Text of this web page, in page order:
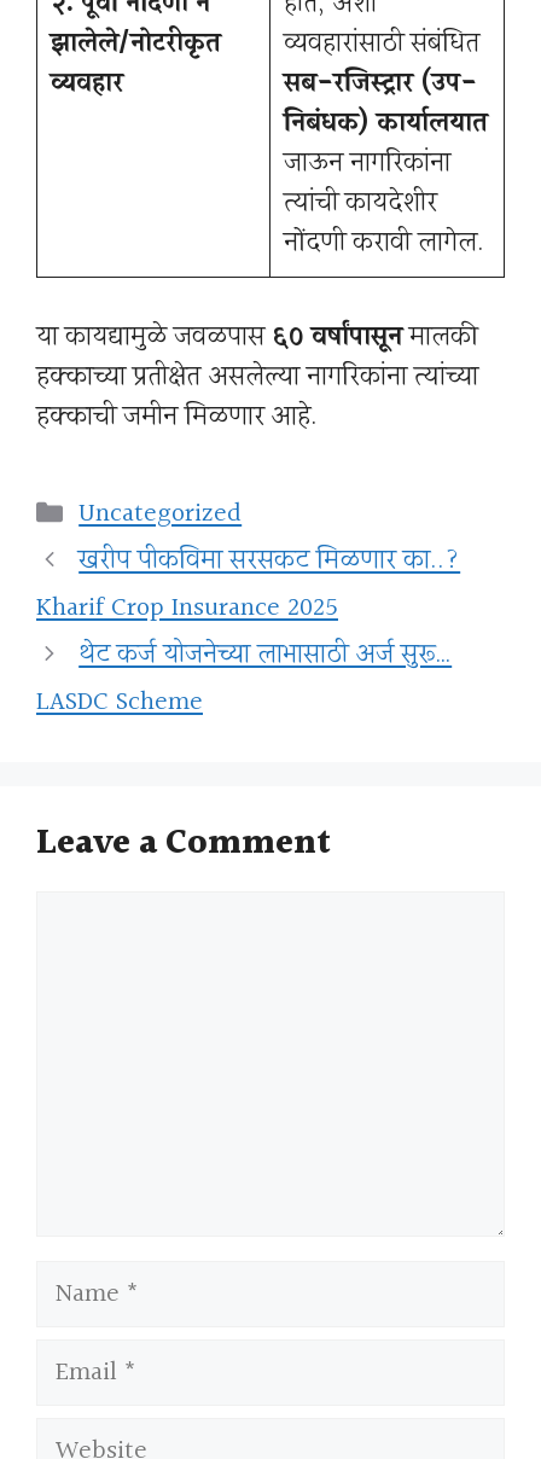
झालेले/नोटरीकृत
व्यवहार
व्यवहारांसाठी संबंधित
सब-रजिस्ट्रार (उप-
निबंधक) कार्यालयात
जाऊन नागरिकांना
त्यांची कायदेशीर
नोंदणी करावी लागेल.
या कायद्यामुळे जवळपास६० वर्षांपासूनमालकी
हक्काच्या प्रतीक्षेत असलेल्या नागरिकांना त्यांच्या
हक्काची जमीन मिळणार आहे.
Categories
Uncategorized
खरीप पीकविमा सरसकट मिळणार का..?
Kharif Crop Insurance 2025
थेट कर्ज योजनेच्या लाभासाठी अर्ज सुरू…
LASDC Scheme
Leave a Comment
Name
Email
Website